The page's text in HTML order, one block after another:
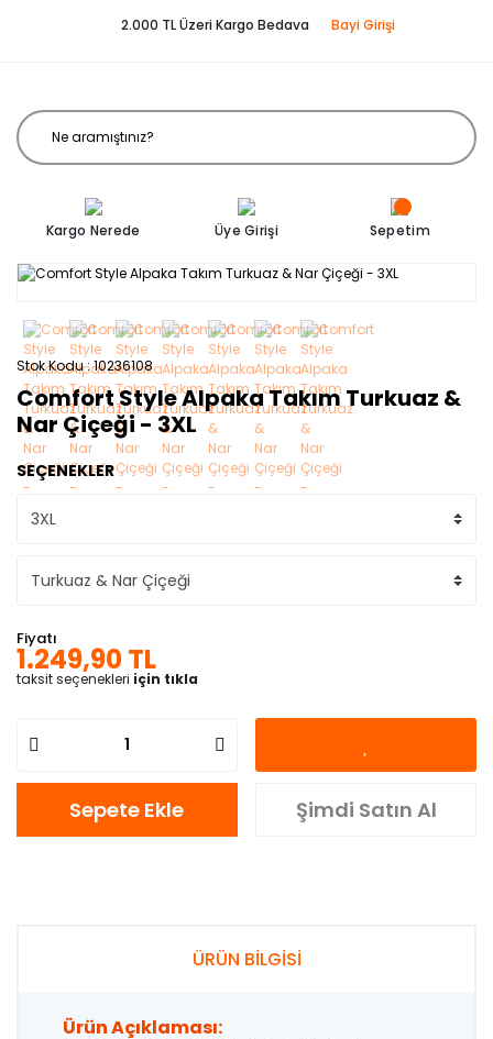
2.000 TL Üzeri Kargo Bedava Bayi Girişi
Kargo Nerede Üye Girişi Sepetim
Stok Kodu 10236108
Comfort Style Alpaka Takım Turkuaz &
Nar Çiçeği - 3XL
SEÇENEKLER
Fiyatı
1.249,90 TL
taksit seçenekleri için tıkla
Sepete Ekle Şimdi Satın Al
ÜRÜN BİLGİSİ
Ürün Açıklaması: